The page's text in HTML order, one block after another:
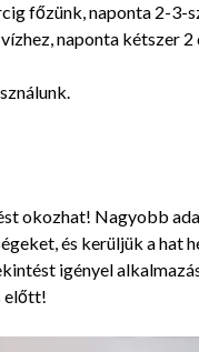
főzünk, naponta 2-
naponta kétszer
okozhat! Nagyobb
és kerüljük a hat
igényel
előtt!